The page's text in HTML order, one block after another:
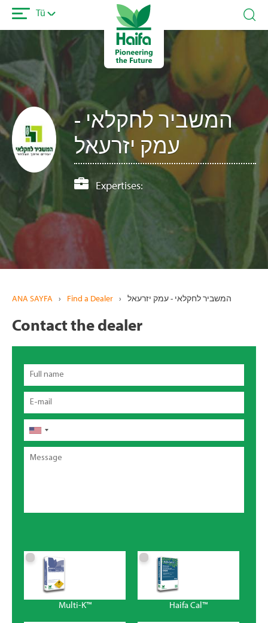
Ana
içeriğe
atla
Tü
המשביר לחקלאי -
עמק יזרעאל
Expertises:
ANA SAYFA › Find a Dealer › המשביר לחקלאי - עמק יזרעאל
Contact the dealer
Full
name
Email
Telefon
Message
Multi-K™ Haifa Cal™